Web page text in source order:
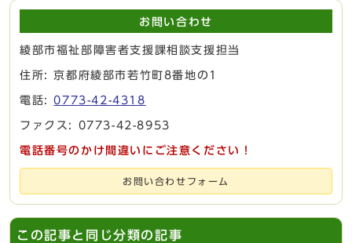
お問い合わせ
綾部市福祉部障害者支援課相談支援担当
住所: 京都府綾部市若竹町8番地の1
電話:0773-42-4318
ファクス: 0773-42-8953
電話番号のかけ間違いにご注意ください！
お問い合わせフォーム
この記事と同じ分類の記事